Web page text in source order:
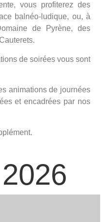
vous profiterez des
balnéo-ludique, ou, à
de Pyrène, des
de soirées vous sont
animations de journées
et encadrées par nos